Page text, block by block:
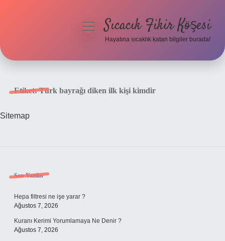
menüyüSıcacık Fikir Köşesi
Hayatına sıcaklık katan bilgiler burada!
Etiket:Türk bayrağı diken ilk kişi kimdir
Sitemap
Sidebar
Son Yazılar
Hepa filtresi ne işe yarar ?
Ağustos 7, 2026
Kuranı Kerimi Yorumlamaya Ne Denir ?
Ağustos 7, 2026